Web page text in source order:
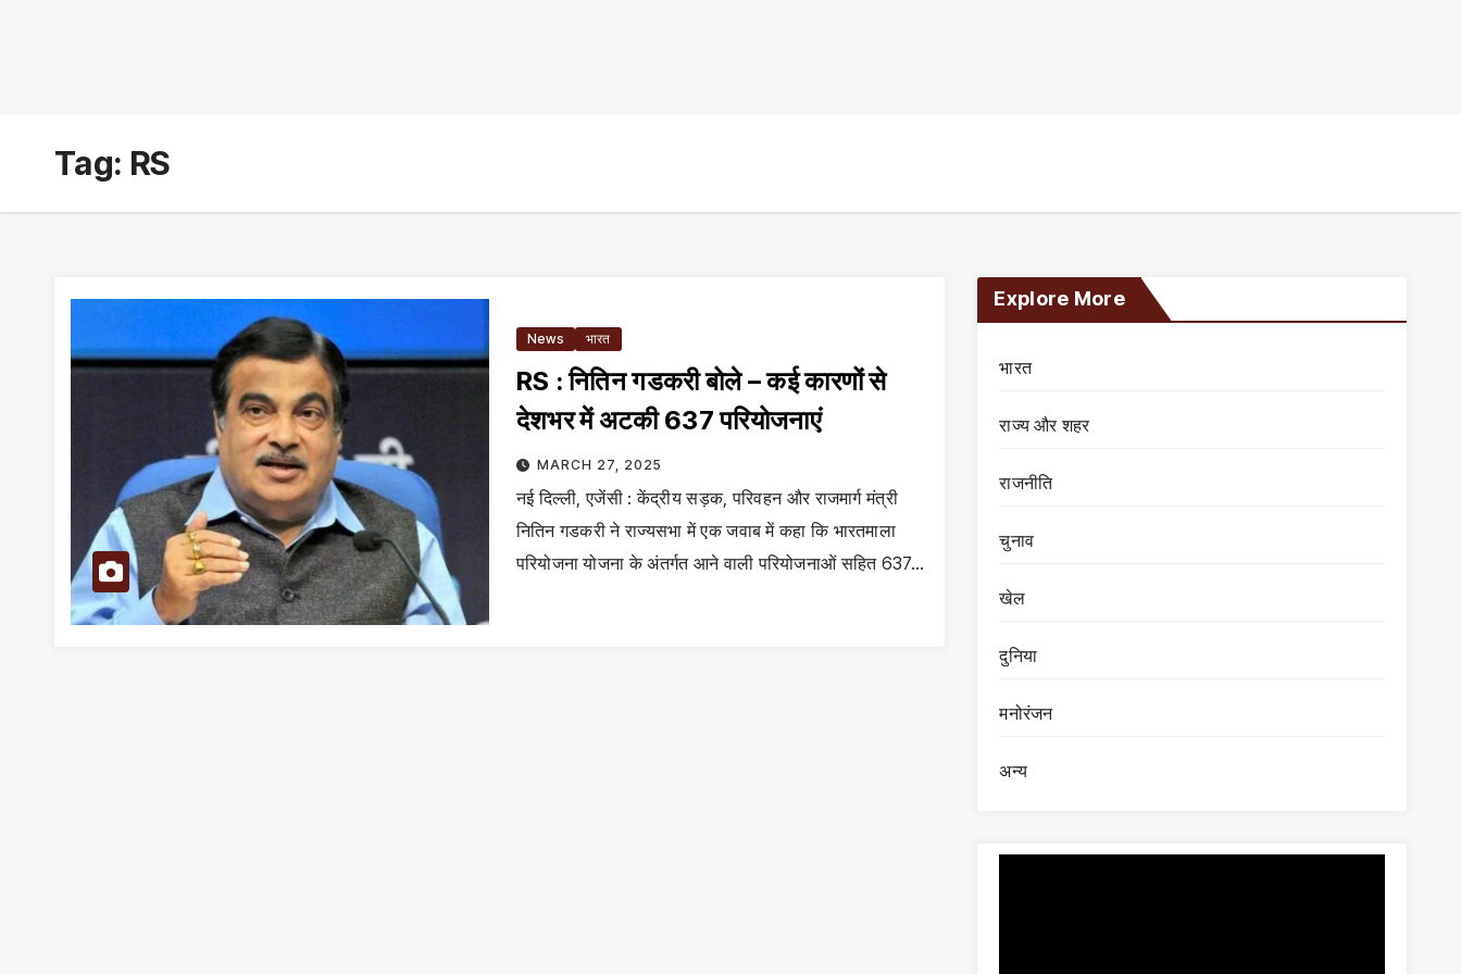
Tag: RS
News भारत
RS : नितिन गडकरी बोले – कई कारणों से
देशभर में अटकी 637 परियोजनाएं
MARCH 27, 2025
नई दिल्ली, एजेंसी : केंद्रीय सड़क, परिवहन और राजमार्ग मंत्री
नितिन गडकरी ने राज्यसभा में एक जवाब में कहा कि भारतमाला
परियोजना योजना के अंतर्गत आने वाली परियोजनाओं सहित 637…
Explore More
भारत
राज्य और शहर
राजनीति
चुनाव
खेल
दुनिया
मनोरंजन
अन्य